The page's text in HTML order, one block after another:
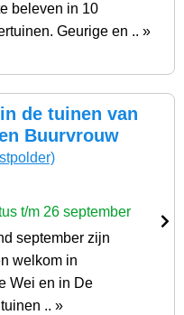
beleven in 10
Geurige en .. »
de tuinen van
Buurvrouw
t/m 26 september
september zijn
welkom in
Wei en in De
.. »